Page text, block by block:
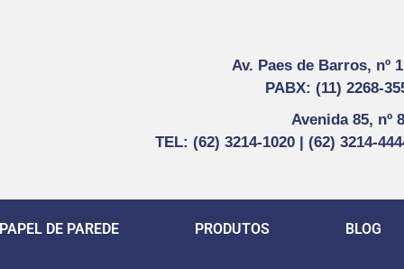
Av. Paes de Barros, nº
PABX: (11) 2268-
Avenida 85, nº
TEL: (62) 3214-1020 | (62) 3214-
PAPEL DE PAREDE PRODUTOS BLOG